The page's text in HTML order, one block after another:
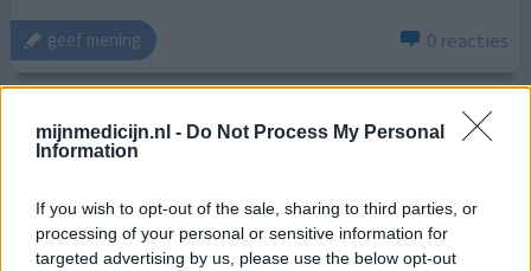
mijnmedicijn.nl - Do Not Process My Personal
Information
If you wish to opt-out of the sale, sharing to third parties, or
processing of your personal or sensitive information for
targeted advertising by us, please use the below opt-out
geef mening 0 reacties
Asacol
12-12-2009 | Vrouw
Crohn
Effectiviteit